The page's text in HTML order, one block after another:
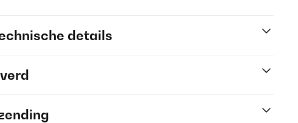
details